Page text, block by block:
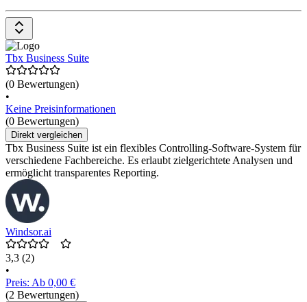
Tbx Business Suite
(0 Bewertungen)
•
Keine Preisinformationen
(0 Bewertungen)
Direkt vergleichen
Tbx Business Suite ist ein flexibles Controlling-Software-System für
verschiedene Fachbereiche. Es erlaubt zielgerichtete Analysen und
ermöglicht transparentes Reporting.
Windsor.ai
3,3 (2)
•
Preis: Ab 0,00 €
(2 Bewertungen)